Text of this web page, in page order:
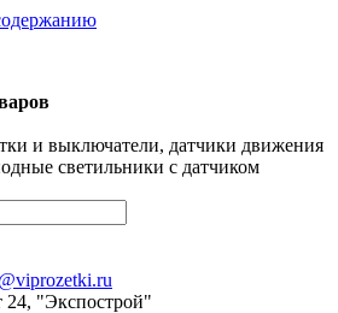
и выключатели, датчики движения
светильники с датчиком
24, "Экспострой"